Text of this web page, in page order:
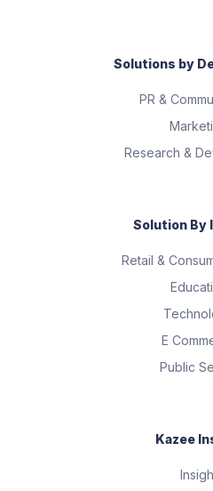
Solutions by
PR &
Research &
Solution By
Retail &
E
Public
Kazee